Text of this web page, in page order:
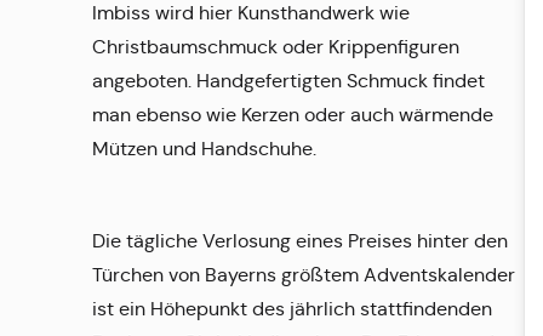
Imbiss wird hier Kunsthandwerk wie
Christbaumschmuck oder Krippenfiguren
angeboten. Handgefertigten Schmuck findet
man ebenso wie Kerzen oder auch wärmende
Mützen und Handschuhe.
Die tägliche Verlosung eines Preises hinter den
Türchen von Bayerns größtem Adventskalender
ist ein Höhepunkt des jährlich stattfindenden